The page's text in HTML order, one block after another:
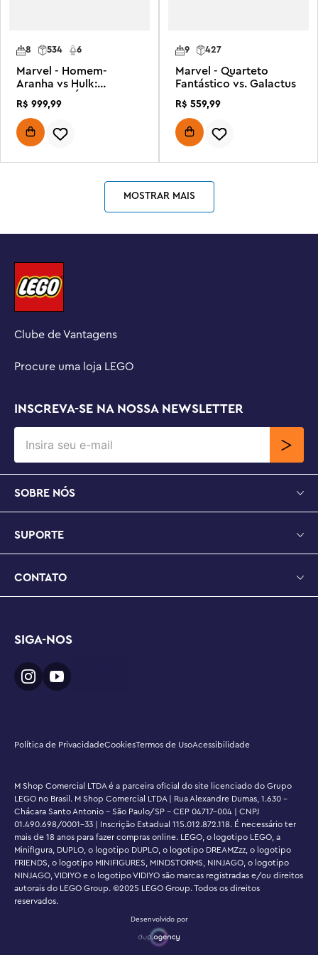
6
534
8
Marvel - Homem-
Aranha vs Hulk:
R$ 999,99
9 427
Marvel - Quarteto
Fantástico vs. Galactus
R$ 559,99
MOSTRAR MAIS
Clube de Vantagens
Procure uma loja LEGO
INSCREVA-SE NA NOSSA NEWSLETTER
SOBRE NÓS
SUPORTE
CONTATO
SIGA-NOS
Política de PrivacidadeCookiesTermos de UsoAcessibilidade
M Shop Comercial LTDA é a parceira oficial do site licenciado do Grupo
LEGO no Brasil. M Shop Comercial LTDA | Rua Alexandre Dumas, 1.630 -
Chácara Santo Antonio - São Paulo/SP - CEP 04717-004 | CNPJ
01.490.698/0001-33 | Inscrição Estadual 115.012.872.118. É necessário ter
mais de 18 anos para fazer compras online. LEGO, o logotipo LEGO, a
Minifigura, DUPLO, o logotipo DUPLO, o logotipo DREAMZzz, o logotipo
FRIENDS, o logotipo MINIFIGURES, MINDSTORMS, NINJAGO, o logotipo
NINJAGO, VIDIYO e o logotipo VIDIYO são marcas registradas e/ou direitos
autorais do LEGO Group. ©2025 LEGO Group. Todos os direitos
reservados.
Desenvolvido por